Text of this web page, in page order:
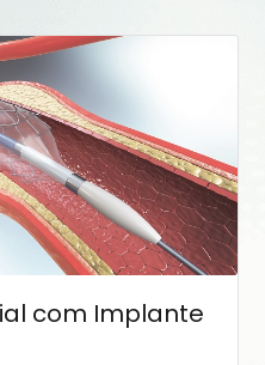
com Implante